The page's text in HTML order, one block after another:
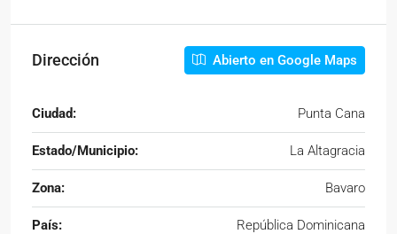
Dirección Abierto en Google Maps
Ciudad: Punta Cana
Estado/Municipio: La Altagracia
Zona: Bavaro
País: República Dominicana